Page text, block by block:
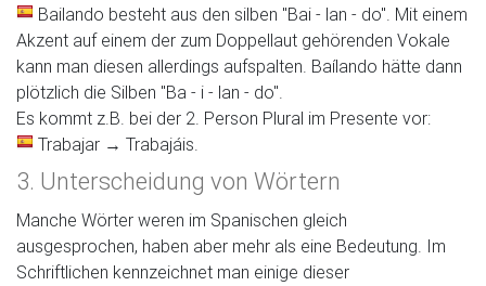
Bailando besteht aus den silben "Bai - lan - do". Mit einem
Akzent auf einem der zum Doppellaut gehörenden Vokale
kann man diesen allerdings aufspalten. Baílando hätte dann
plötzlich die Silben "Ba - i - lan - do".
Es kommt z.B. bei der 2. Person Plural im Presente vor:
Trabajar → Trabajáis.
3. Unterscheidung von Wörtern
Manche Wörter weren im Spanischen gleich
ausgesprochen, haben aber mehr als eine Bedeutung. Im
Schriftlichen kennzeichnet man einige dieser